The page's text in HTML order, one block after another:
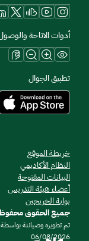
أدوات الاتاحة
تطبيق الجوال
خريطة الموقع
النظام الأكاديمي
البيانات المفتوحة
أعضاء هيئة التدريس
بوابة الخريجين
جميع الحقوق محفوظة
تم تطويره وصيانتة
06/08/2026